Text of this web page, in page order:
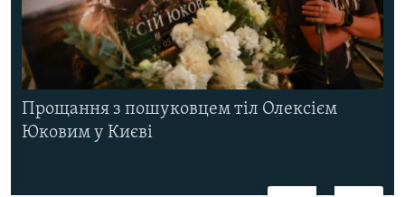
Прощання з пошуковцем тіл Олексієм
Юковим у Києві